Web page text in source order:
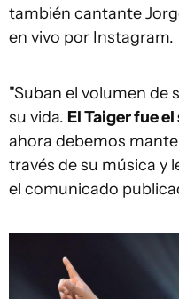
también cantante
en vivo por Instagram.
"Suban el volumen de
su vida. El Taiger fue
ahora debemos
través de su música y
el comunicado